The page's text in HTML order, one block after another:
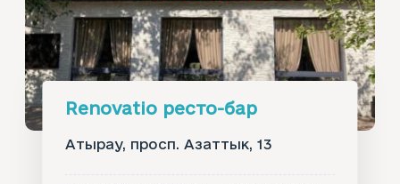
Renovatio ресто-бар
Атырау, просп. Азаттык, 13